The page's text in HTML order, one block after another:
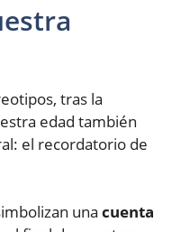
tras la
edad también
el recordatorio de
una cuenta